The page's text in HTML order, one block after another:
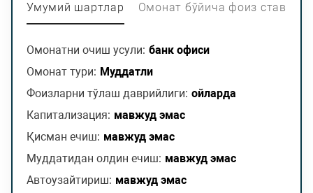
Умумий шартлар Омонат бўйича фоиз
Омонатни очиш усули: банк офиси
Омонат тури: Муддатли
Фоизларни тўлаш даврийлиги: ойларда
Капитализация: мавжуд эмас
Қисман ечиш: мавжуд эмас
Муддатидан олдин ечиш: мавжуд эмас
Автоузайтириш: мавжуд эмас